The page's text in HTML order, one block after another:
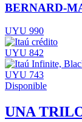
BERNARD-
UYU 990
UYU 842
UYU 743
Disponible
UNA